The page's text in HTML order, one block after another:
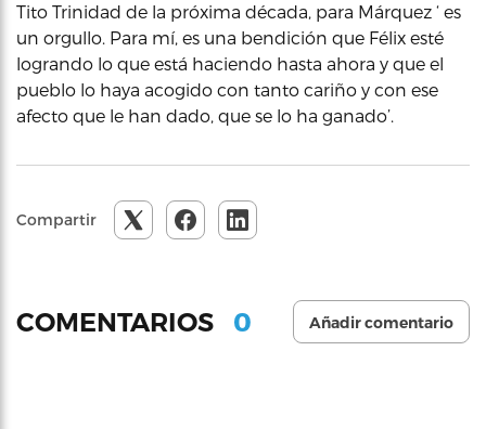
Tito Trinidad de la próxima década, para Márquez ‘ es
un orgullo. Para mí, es una bendición que Félix esté
logrando lo que está haciendo hasta ahora y que el
pueblo lo haya acogido con tanto cariño y con ese
afecto que le han dado, que se lo ha ganado’.
Compartir
COMENTARIOS 0 Añadir comentario